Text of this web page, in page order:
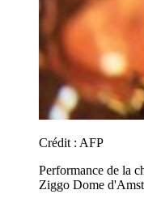
Crédit : AFP
Performance de la
Ziggo Dome